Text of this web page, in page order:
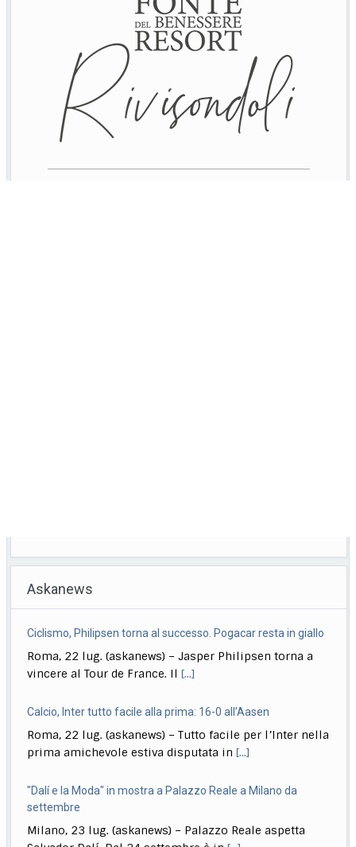
Askanews
Ciclismo, Philipsen torna al successo. Pogacar resta in giallo
Roma, 22 lug. (askanews) – Jasper Philipsen torna a
vincere al Tour de France. Il[...]
Calcio, Inter tutto facile alla prima: 16-0 all’Aasen
Roma, 22 lug. (askanews) – Tutto facile per l’Inter nella
prima amichevole estiva disputata in[...]
"Dalí e la Moda" in mostra a Palazzo Reale a Milano da
settembre
Milano, 23 lug. (askanews) – Palazzo Reale aspetta